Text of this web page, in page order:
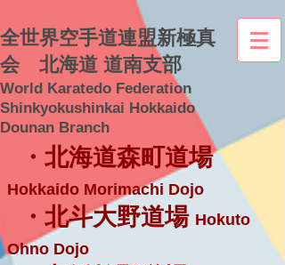
全世界空手道連盟新極真
会 北海道 道南支部
World Karatedo Federation
Shinkyokushinkai Hokkaido
Dounan Branch
・北海道森町道場
Hokkaido Morimachi Dojo
・北斗大野道場 Hokuto
Ohno Dojo